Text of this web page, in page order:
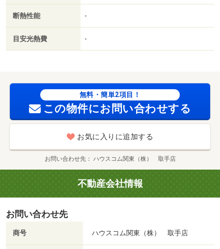
断熱性能 -
目安光熱費 -
無料・簡単2項目！
この物件にお問い合わせする
お気に入りに追加する
お問い合わせ先 ハウスコム関東（株） 取手店
不動産会社情報
お問い合わせ先
商号 ハウスコム関東（株） 取手店